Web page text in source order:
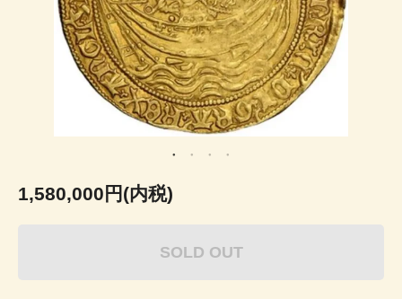
1,580,000円(内税)
SOLD OUT